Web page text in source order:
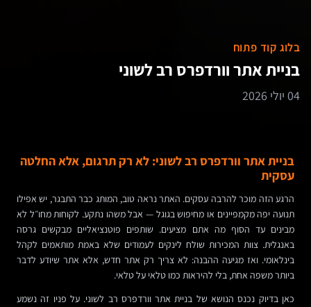
בלוג קוד פתוח
בניית אתר וורדפרס רב לשוני
04 יולי 2026
בניית אתר וורדפרס רב לשוני: לא רק תרגום, אלא החלטה
עסקית
הרגע הזה מוכר להרבה עסקים. האתר נראה טוב, המותג כבר התבגר, יש אפילו
תנועה יפה מקמפיינים או מחיפוש בגוגל — אבל משהו נתקע. לקוחות מחו״ל לא
מבינים עד הסוף מה אתם מציעים. שותפים פוטנציאליים מבקשים גרסה
באנגלית. צוות המכירות שולח לינקים לעמודים שלא באמת מותאמים לקהל
בינלאומי. ואז מגיעה ההבנה: לא צריך רק אתר חדש, אלא אתר שיודע לדבר
ביותר משפה אחת, בלי להיראות כמו טלאי על טלאי.
כאן בדיוק נכנס הנושא של בניית אתר וורדפרס רב לשוני. על פניו זה נשמע